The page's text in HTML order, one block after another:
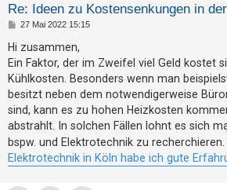
Re: Ideen zu Kostensenkungen in
B
r
a
g
27 Mai 2022 15:15
Hi zusammen,
Ein Faktor, der im Zweifel viel Geld kostet
Kühlkosten. Besonders wenn man
besitzt neben dem notwendigerweise
sind, kann es zu hohen Heizkosten
abstrahlt. In solchen Fällen lohnt es sich
bspw. und Elektrotechnik zu
Elektrotechnik in Köln habe ich gute